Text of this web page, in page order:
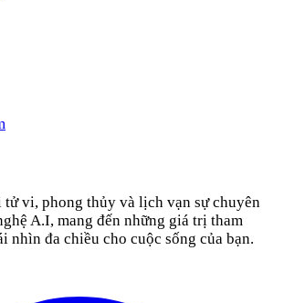
tử vi, phong thủy và lịch vạn sự chuyên
A.I, mang đến những giá trị tham
nhìn đa chiều cho cuộc sống của bạn.